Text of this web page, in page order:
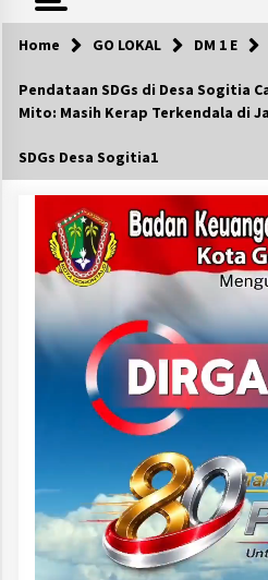
Home GO LOKAL DM 1 E
Pendataan SDGs di Desa Sogitia
Mito: Masih Kerap Terkendala di
SDGs Desa Sogitia1